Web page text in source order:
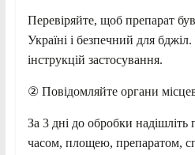
Перевіряйте, щоб препарат
Україні і безпечний для
інструкцій застосування.
② Повідомляйте органи
За 3 дні до обробки
часом, площею, препаратом,